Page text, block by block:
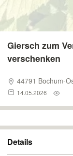
Giersch zum
verschenken
44791 Bochum-
14.05.2026
Details